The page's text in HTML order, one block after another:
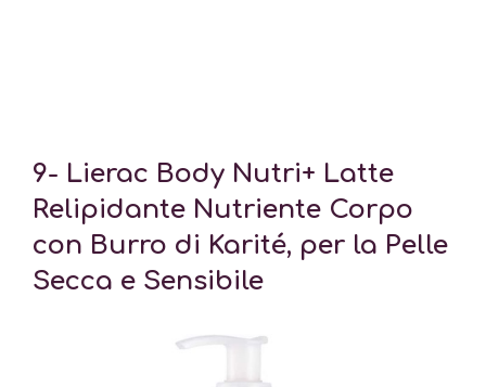
9- Lierac Body Nutri+ Latte
Relipidante Nutriente Corpo
con Burro di Karité, per la Pelle
Secca e Sensibile